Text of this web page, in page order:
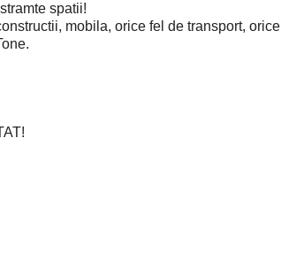
spatii!
mobila, orice fel de transport, orice